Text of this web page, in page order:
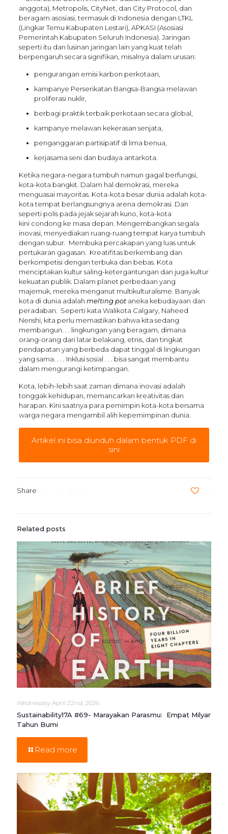
anggota), Metropolis, CityNet, dan City Protocol, dan
beragam asosiasi, termasuk di Indonesia dengan LTKL
(Lingkar Temu Kabupaten Lestari), APKASI (Asosiasi
Pemerintah Kabupaten Seluruh Indonesia). Jaringan
seperti itu dan lusinan jaringan lain yang kuat telah
berpengaruh secara signifikan, misalnya dalam urusan:
pengurangan emisi karbon perkotaan,
kampanye Perserikatan Bangsa-Bangsa melawan
proliferasi nuklir,
berbagi praktik terbaik perkotaan secara global,
kampanye melawan kekerasan senjata,
penganggaran partisipatif di lima benua,
kerjasama seni dan budaya antarkota.
Ketika negara-negara tumbuh namun gagal berfungsi,
kota-kota bangkit. Dalam hal demokrasi, mereka
menguasai mayoritas. Kota-kota besar dunia adalah kota-
kota tempat berlangsungnya arena demokrasi. Dan
seperti polis pada jejak sejarah kuno, kota-kota
kini condong ke masa depan. Mengembangkan segala
inovasi, menyediakan ruang-ruang tempat karya tumbuh
dengan subur. Membuka percakapan yang luas untuk
pertukaran gagasan. Kreatifitas berkembang dan
berkompetisi dengan terbuka dan bebas. Kota
menciptakan kultur saling-ketergantungan dan juga kultur
kekuatan publik. Dalam planet perbedaan yang
majemuk, mereka menganut multikulturalisme. Banyak
kota di dunia adalah melting potaneka kebudayaan dan
peradaban. Seperti kata Walikota Calgary, Naheed
Nenshi, kita perlu memastikan bahwa kita sedang
membangun. . . lingkungan yang beragam, dimana
orang-orang dari latar belakang, etnis, dan tingkat
pendapatan yang berbeda dapat tinggal di lingkungan
yang sama. . . . Inklusi sosial . . . bisa sangat membantu
dalam mengurangi ketimpangan.
Kota, lebih-lebih saat zaman dimana inovasi adalah
tonggak kehidupan, memancarkan kreativitas dan
harapan. Kini saatnya para pemimpin kota-kota bersama
warga negara mengambil alih kepemimpinan dunia.
Artikel ini bisa diunduh dalam bentuk PDF di
sini
Share
Related posts
Wednesday April 22nd, 2026
Sustainability17A #69- Marayakan Parasmu: Empat Milyar
Tahun Bumi
Read more